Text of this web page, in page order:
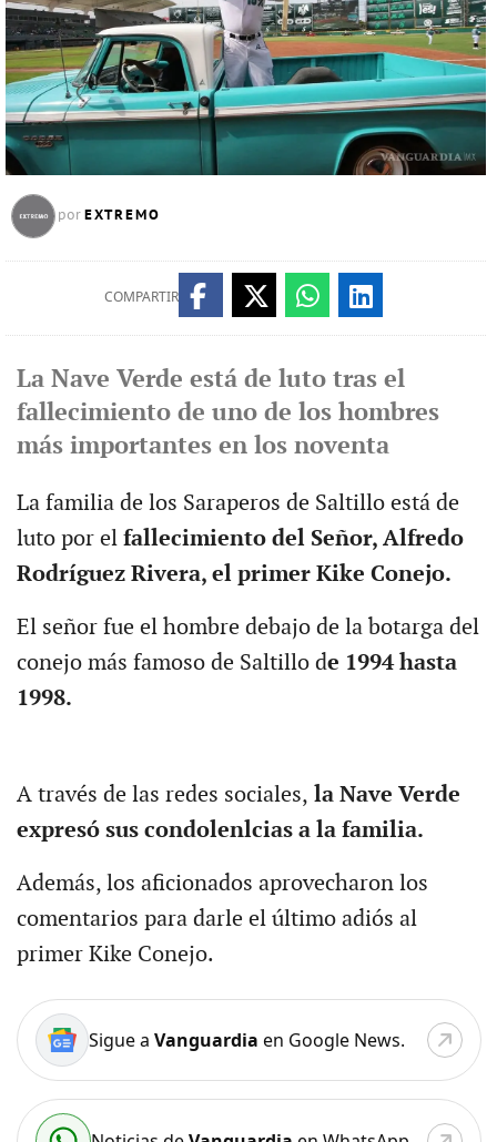
por EXTREMO
COMPARTIR
La Nave Verde está de luto tras el
fallecimiento de uno de los hombres
más importantes en los noventa
La familia de los Saraperos de Saltillo está de
luto por el fallecimiento del Señor, Alfredo
Rodríguez Rivera, el primer Kike Conejo.
El señor fue el hombre debajo de la botarga del
conejo más famoso de Saltillo de 1994 hasta
1998.
A través de las redes sociales, la Nave Verde
expresó sus condolenlcias a la familia.
Además, los aficionados aprovecharon los
comentarios para darle el último adiós al
primer Kike Conejo.
Sigue a Vanguardia en Google News.